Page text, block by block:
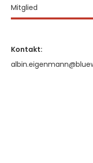
Mitglied
Kontakt: